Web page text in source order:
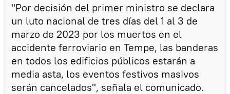
"Por decisión del primer ministro se declara
un luto nacional de tres días del 1 al 3 de
marzo de 2023 por los muertos en el
accidente ferroviario en Tempe, las banderas
en todos los edificios públicos estarán a
media asta, los eventos festivos masivos
serán cancelados", señala el comunicado.